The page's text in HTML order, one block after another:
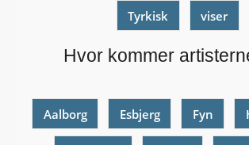
Tyrkisk viser
Hvor kommer
Aalborg Esbjerg Fyn